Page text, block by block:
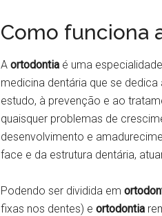
Como funciona
A ortodontia é uma
medicina dentária que se dedica
estudo, à prevenção e ao
quaisquer problemas de
desenvolvimento e
face e da estrutura dentária,
Podendo ser dividida em
fixas nos dentes) e ortodontia